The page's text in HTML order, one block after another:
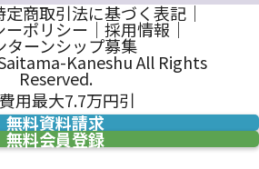
定商取引法に基づく表記 ｜
ーポリシー ｜ 採用情報 ｜
ターンシップ募集
Kaneshu All Rights
Reserved.
用最大7.7万円引
無料資料請求
無料会員登録